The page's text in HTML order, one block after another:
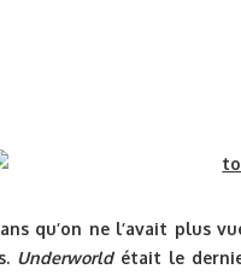
qu’on ne l’avait plus
Underworldétait le